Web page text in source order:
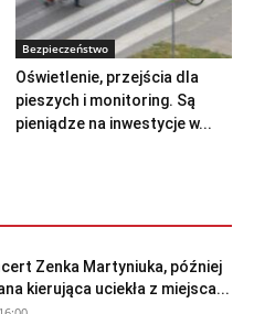
Bezpieczeństwo
Oświetlenie, przejścia dla
pieszych i monitoring. Są
pieniądze na inwestycje w...
Zenka Martyniuka, później
kierująca uciekła z miejsca...